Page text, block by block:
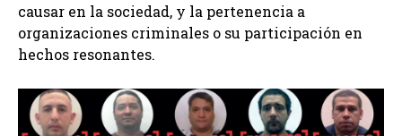
causar en la sociedad, y la pertenencia a
organizaciones criminales o su participación en
hechos resonantes.